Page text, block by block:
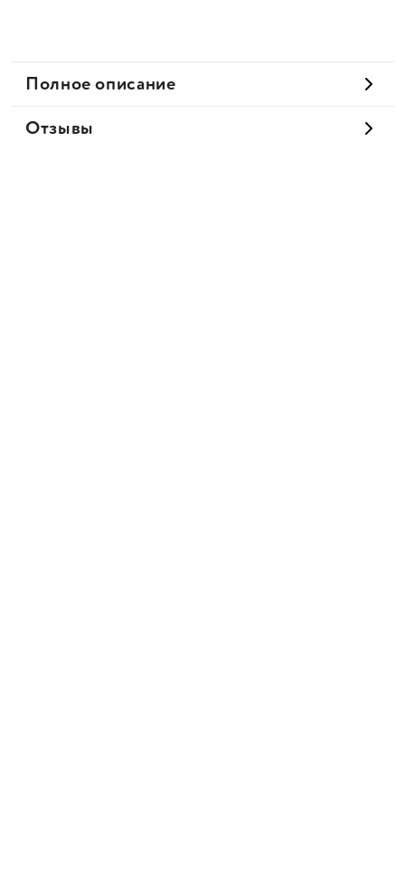
Полное описание
Отзывы